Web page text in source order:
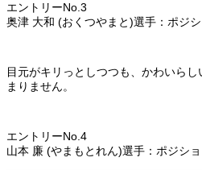
エントリーNo.3
奥津 大和 (おくつやまと)選手：ポジ
目元がキリっとしつつも、かわいら
まりません。
エントリーNo.4
山本 廉 (やまもとれん)選手：ポジシ